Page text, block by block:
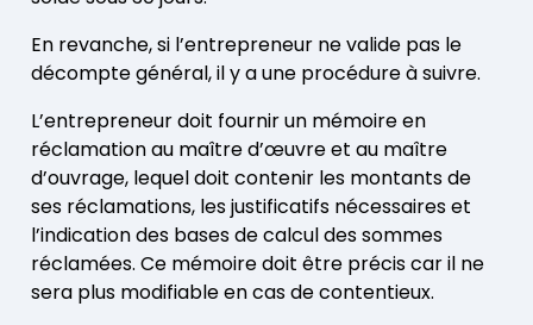
En revanche, si l’entrepreneur ne valide pas le
décompte général, il y a une procédure à suivre.
L’entrepreneur doit fournir un mémoire en
réclamation au maître d’œuvre et au maître
d’ouvrage, lequel doit contenir les montants de
ses réclamations, les justificatifs nécessaires et
l’indication des bases de calcul des sommes
réclamées. Ce mémoire doit être précis car il ne
sera plus modifiable en cas de contentieux.